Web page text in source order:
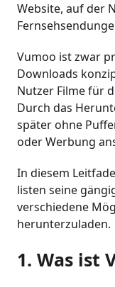
Website, auf der
Vumoo ist zwar
Downloads
Nutzer Filme für
Durch das
später ohne
oder Werbung
In diesem
listen seine
verschiedene
herunterzuladen.
1. Was ist